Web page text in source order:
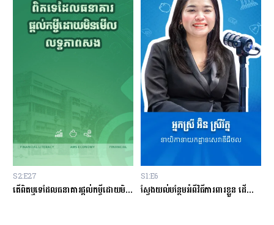
S2:E27
តើពិតឬទេដែលធនាគារផ្ដល់កម្ចីដោយមិនសិក្សាលើលទ្ធភាពសងត្រឡប់?
S1:E6
ស្វែងយល់បន្ថែមអំពីវិធីការពារខ្លួន ដើម្បីជៀសវាងពីការឆបោកតាមបច្ចេកវិទ្យាហិរញ្ញវត្ថុ!